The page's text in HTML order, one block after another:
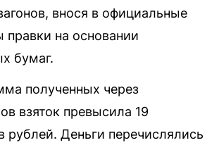
внося в официальные
правки на основании
бумаг.
полученных через
взяток превысила 19
рублей. Деньги перечислялись